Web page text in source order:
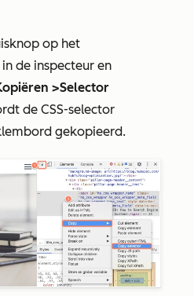
op het
in de inspecteur en
>Selector
de CSS-selector
gekopieerd.